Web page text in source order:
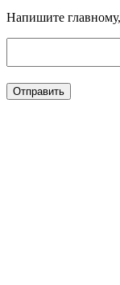
Напишите